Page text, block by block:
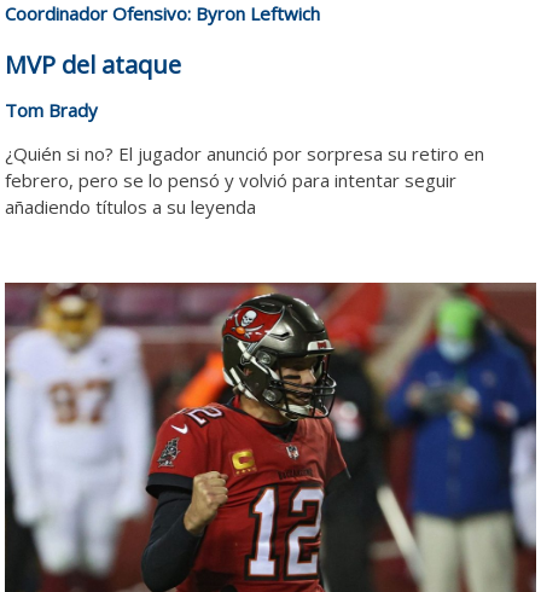
Coordinador Ofensivo: Byron Leftwich
MVP del ataque
Tom Brady
¿Quién si no? El jugador anunció por sorpresa su retiro en
febrero, pero se lo pensó y volvió para intentar seguir
añadiendo títulos a su leyenda